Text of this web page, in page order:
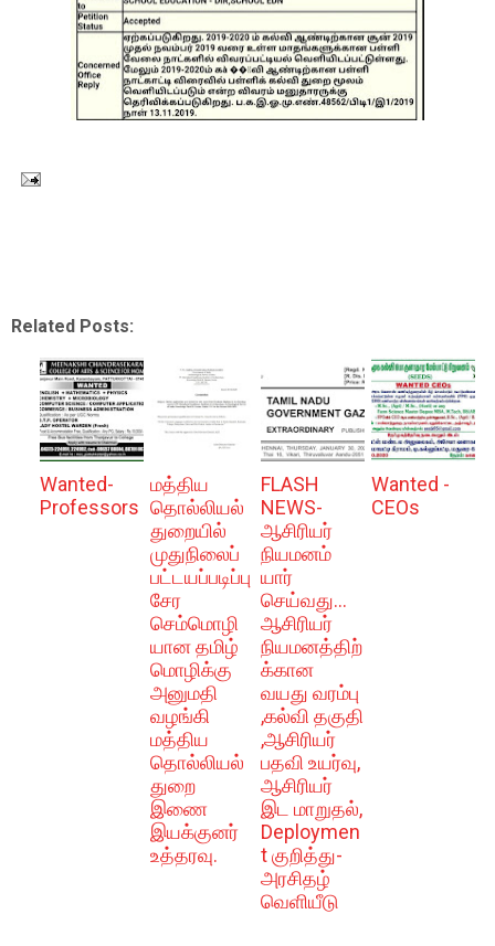
Related Posts:
Wanted-
Professors
மத்திய
தொல்லியல்
துறையில்
முதுநிலைப்
பட்டயப்படிப்பு
சேர
செம்மொழி
யான தமிழ்
மொழிக்கு
அனுமதி
வழங்கி
மத்திய
தொல்லியல்
துறை
இணை
இயக்குனர்
உத்தரவு.
FLASH
NEWS-
ஆசிரியர்
நியமனம்
யார்
செய்வது...
ஆசிரியர்
நியமனத்திற்
க்கான
வயது வரம்பு
,கல்வி தகுதி
,ஆசிரியர்
பதவி உயர்வு,
ஆசிரியர்
இட மாறுதல்,
Deploymen
t குறித்து-
அரசிதழ்
வெளியீடு
Wanted -
CEOs